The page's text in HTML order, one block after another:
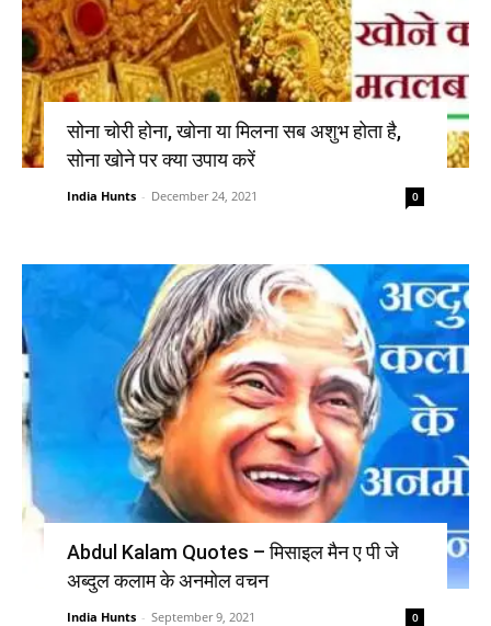
सोना चोरी होना, खोना या मिलना सब अशुभ होता है,
सोना खोने पर क्या उपाय करें
India Hunts - December 24, 2021 0
Abdul Kalam Quotes – मिसाइल मैन ए पी जे
अब्दुल कलाम के अनमोल वचन
India Hunts - September 9, 2021 0